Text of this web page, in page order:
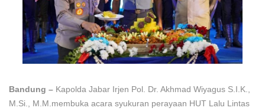
Bandung – Kapolda Jabar Irjen Pol. Dr. Akhmad Wiyagus S.I.K.,
M.Si., M.M.membuka acara syukuran perayaan HUT Lalu Lintas